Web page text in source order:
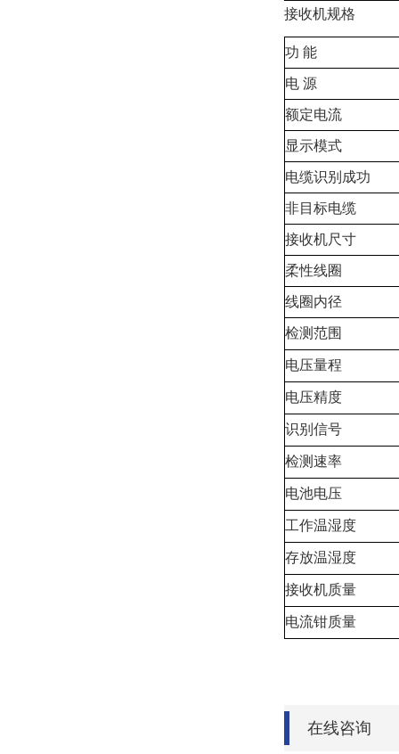
接收机规格
功 能
电 源
额定电流
显示模式
电缆识别成功
非目标电缆
接收机尺寸
柔性线圈
线圈内径
检测范围
电压量程
电压精度
识别信号
检测速率
电池电压
工作温湿度
存放温湿度
接收机质量
电流钳质量
在线咨询